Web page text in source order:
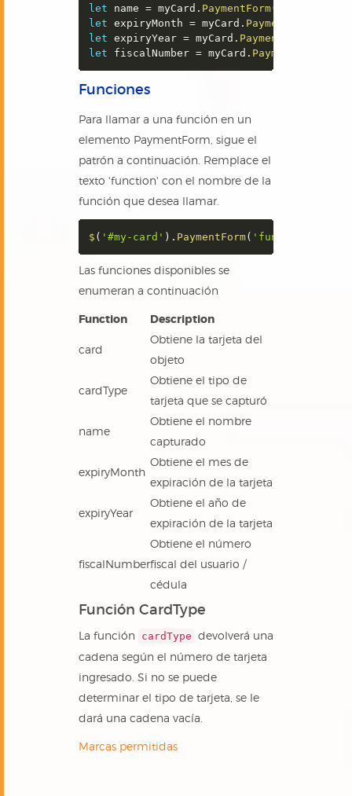
let name = myCard . PaymentForm(
let expiryMonth = myCard . PaymentForm
let expiryYear = myCard . PaymentForm
let fiscalNumber = myCard . PaymentForm
Funciones
Para llamar a una función en un
elemento PaymentForm, sigue el
patrón a continuación. Remplace el
texto 'function' con el nombre de la
función que desea llamar.
$ ( '#my-card' ) . PaymentForm( 'function'
Las funciones disponibles se
enumeran a continuación
Function Description
card
Obtiene la tarjeta del
objeto
cardType
Obtiene el tipo de
tarjeta que se capturó
name
Obtiene el nombre
capturado
expiryMonth
Obtiene el mes de
expiración de la tarjeta
expiryYear
Obtiene el año de
expiración de la tarjeta
fiscalNumber
Obtiene el número
fiscal del usuario /
cédula
Función CardType
La función cardType devolverá una
cadena según el número de tarjeta
ingresado. Si no se puede
determinar el tipo de tarjeta, se le
dará una cadena vacía.
Marcas permitidas